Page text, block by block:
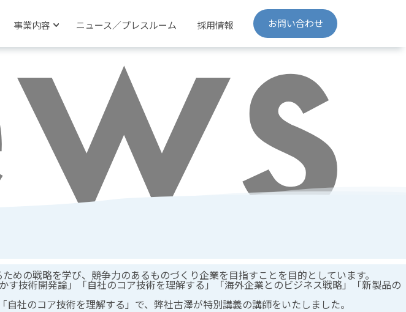
事業内容 ニュース／プレスルーム 採用情報 お問い合わせ
の戦略を学び、競争力のあるものづくり企業を目指すことを目的としています。
技術開発論」「自社のコア技術を理解する」「海外企業とのビジネス戦略」「新製品の
社のコア技術を理解する」で、弊社古澤が特別講義の講師をいたしました。